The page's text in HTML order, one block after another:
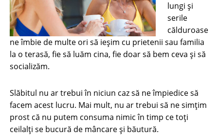
lungi și
serile
călduroase
ne îmbie de multe ori să ieșim cu prietenii sau familia
la o terasă, fie să luăm cina, fie doar să bem ceva și să
socializăm.
Slăbitul nu ar trebui în niciun caz să ne împiedice să
facem acest lucru. Mai mult, nu ar trebui să ne simțim
prost că nu putem consuma nimic în timp ce toți
ceilalți se bucură de mâncare și băutură.